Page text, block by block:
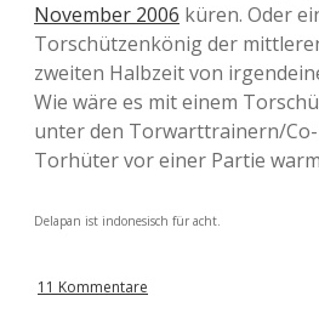
November 2006 küren. Oder
Torschützenkönig der
zweiten Halbzeit von
Wie wäre es mit einem
unter den Torwarttrainern/
Torhüter vor einer Partie
Delapan ist indonesisch für acht.
11 Kommentare